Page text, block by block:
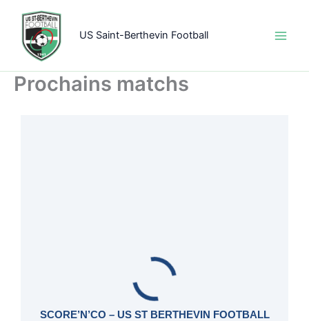
contenu
US Saint-Berthevin Football
Prochains matchs
SCORE’N’CO – US ST BERTHEVIN FOOTBALL